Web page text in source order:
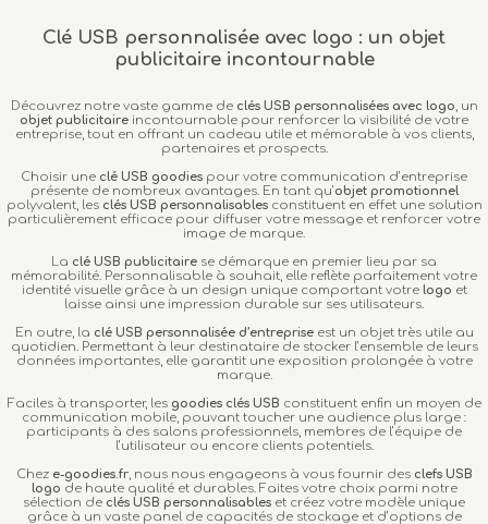
Clé USB personnalisée avec logo : un objet
publicitaire incontournable
Découvrez notre vaste gamme de clés USB personnalisées avec logo, un
objet publicitaire incontournable pour renforcer la visibilité de votre
entreprise, tout en offrant un cadeau utile et mémorable à vos clients,
partenaires et prospects.
Choisir une clé USB goodies pour votre communication d’entreprise
présente de nombreux avantages. En tant qu’objet promotionnel
polyvalent, les clés USB personnalisablesconstituent en effet une solution
particulièrement efficace pour diffuser votre message et renforcer votre
image de marque.
La clé USB publicitaire se démarque en premier lieu par sa
mémorabilité. Personnalisable à souhait, elle reflète parfaitement votre
identité visuelle grâce à un design unique comportant votre logo et
laisse ainsi une impression durable sur ses utilisateurs.
En outre, la clé USB personnalisée d’entrepriseest un objet très utile au
quotidien. Permettant à leur destinataire de stocker l’ensemble de leurs
données importantes, elle garantit une exposition prolongée à votre
marque.
Faciles à transporter, les goodies clés USB constituent enfin un moyen de
communication mobile, pouvant toucher une audience plus large :
participants à des salons professionnels, membres de l’équipe de
l’utilisateur ou encore clients potentiels.
Chez e-goodies.fr, nous nous engageons à vous fournir des clefs USB
logo de haute qualité et durables. Faites votre choix parmi notre
sélection de clés USB personnalisables et créez votre modèle unique
grâce à un vaste panel de capacités de stockage et d’options de